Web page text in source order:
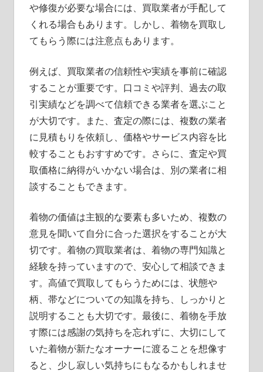
や修復が必要な場合には、買取業者が手配して
くれる場合もあります。しかし、着物を買取し
てもらう際には注意点もあります。
例えば、買取業者の信頼性や実績を事前に確認
することが重要です。口コミや評判、過去の取
引実績などを調べて信頼できる業者を選ぶこと
が大切です。また、査定の際には、複数の業者
に見積もりを依頼し、価格やサービス内容を比
較することもおすすめです。さらに、査定や買
取価格に納得がいかない場合は、別の業者に相
談することもできます。
着物の価値は主観的な要素も多いため、複数の
意見を聞いて自分に合った選択をすることが大
切です。着物の買取業者は、着物の専門知識と
経験を持っていますので、安心して相談できま
す。高値で買取してもらうためには、状態や
柄、帯などについての知識を持ち、しっかりと
説明することも大切です。最後に、着物を手放
す際には感謝の気持ちを忘れずに、大切にして
いた着物が新たなオーナーに渡ることを想像す
ると、少し寂しい気持ちにもなるかもしれませ